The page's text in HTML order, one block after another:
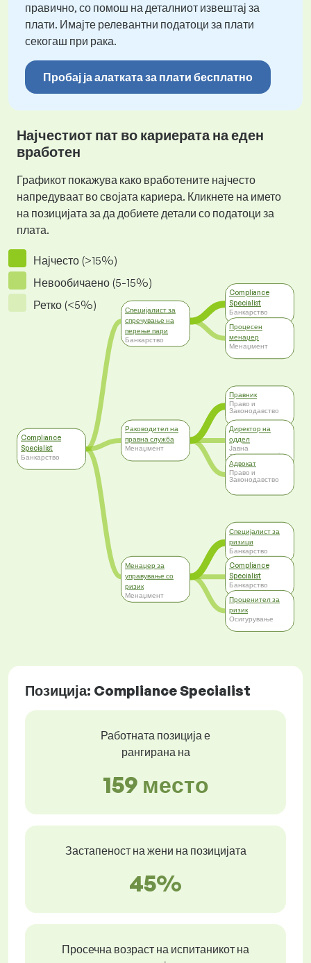
правично, со помош на деталниот извештај за
плати. Имајте релевантни податоци за плати
секогаш при рака.
Пробај ја алатката за плати бесплатно
Најчестиот пат во кариерата на еден
вработен
Графикот покажува како вработените најчесто
напредуваат во својата кариера. Кликнете на името
на позицијата за да добиете детали со податоци за
плата.
Најчесто (>15%)
Невообичаено (5-15%)
Ретко (<5%)
Compliance
Specialist
Банкарство
Специјалист за
спречување на
перење пари
Банкарство
Раководител на
правна служба
Менаџмент
Менаџер за
управување со
ризик
Менаџмент
Compliance
Specialist
Банкарство
Процесен
менаџер
Менаџмент
Правник
Право и
Законодавство
Директор на
оддел
Јавна
администрација,
Самоуправа
Адвокат
Право и
Законодавство
Специјалист за
ризици
Банкарство
Compliance
Specialist
Банкарство
Проценител за
ризик
Осигурување
Позиција: Compliance Specialist
Работната позиција е
рангирана на
159 место
Застапеност на жени на позицијата
45%
Просечна возраст на испитаникот на